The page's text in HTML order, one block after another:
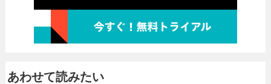
あわせて読みたい